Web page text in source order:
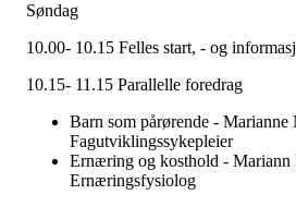
Søndag
10.00- 10.15 Felles start, - og
10.15- 11.15 Parallelle foredrag
Barn som pårørende - Marianne
Fagutviklingssykepleier
Ernæring og kosthold - Mariann
Ernæringsfysiolog